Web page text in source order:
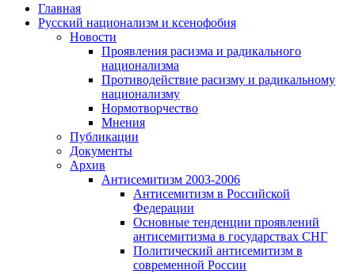
Главная
Русский национализм и ксенофобия
Новости
Проявления расизма и радикального
национализма
Противодействие расизму и радикальному
национализму
Нормотворчество
Мнения
Публикации
Документы
Архив
Антисемитизм 2003-2006
Антисемитизм в Российской
Федерации
Основные тенденции проявлений
антисемитизма в государствах СНГ
Политический антисемитизм в
современной России